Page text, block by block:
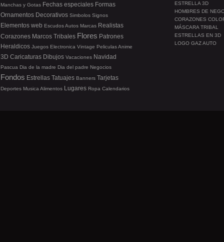
ESTRELLA 3D
HOMBRES DE
CORAZONES
MÁSCARA TRIBAL
ESTRELLAS EN 3D
LOGO GAZ AUTO
Manchas y Gotas Fechas especiales Formas
Ornamentos Decorativos Simbolos Signos
Elementos web EscudosAutos Marcas Realistas
Corazones Marcos Tribales Flores Patrones
Heraldicos Juegos Electronica Vintage PeliculasAnime
3D Caricaturas Dibujos Vacaciones Navidad
Pascua Dia de la madre Dia del padre Negocios
Fondos Estrellas Tatuajes Banners Tarjetas
Deportes Musica Alimentos Lugares Ropa Calendarios